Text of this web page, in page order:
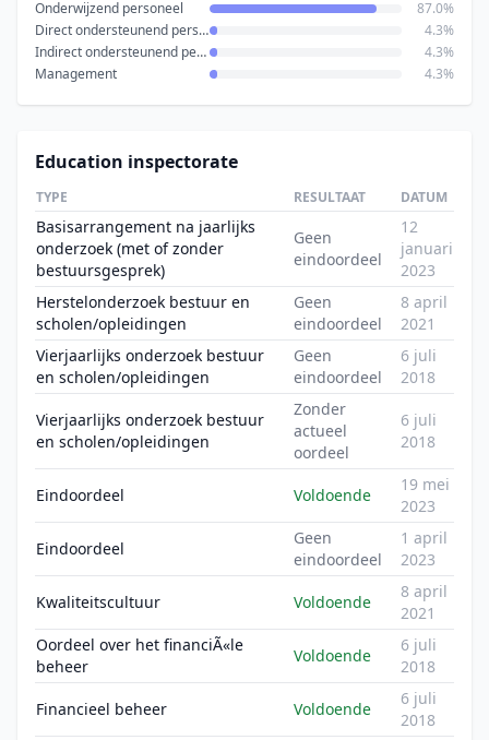
Onderwijzend personeel
87.0%
Direct ondersteunend personeel
4.3%
Indirect ondersteunend personeel
4.3%
Management
4.3%
Education inspectorate
TYPE RESULTAAT DATUM
Basisarrangement na jaarlijks
onderzoek (met of zonder
bestuursgesprek)
Geen
eindoordeel
12
januari
2023
Herstelonderzoek bestuur en
scholen/opleidingen
Geen
eindoordeel
8 april
2021
Vierjaarlijks onderzoek bestuur
en scholen/opleidingen
Geen
eindoordeel
6 juli
2018
Vierjaarlijks onderzoek bestuur
en scholen/opleidingen
Zonder
actueel
oordeel
6 juli
2018
Eindoordeel Voldoende
19 mei
2023
Eindoordeel
Geen
eindoordeel
1 april
2023
Kwaliteitscultuur Voldoende
8 april
2021
Oordeel over het financiÃ«le
beheer
Voldoende
6 juli
2018
Financieel beheer Voldoende
6 juli
2018